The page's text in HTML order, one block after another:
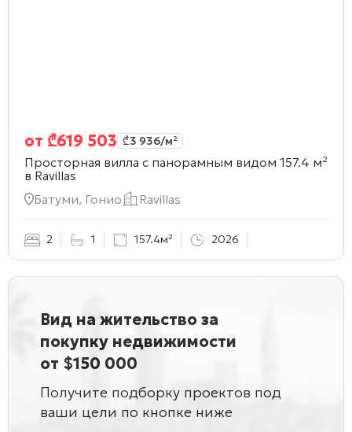
от ₾619 503 ₾3 936/м²
Просторная вилла с панорамным видом 157.4 м²
в Ravillas
Батуми, Гонио
Ravillas
2 1 157.4м² 2026
Вид на жительство за
покупку недвижимости
от $150 000
Получите подборку проектов под
ваши цели по кнопке ниже